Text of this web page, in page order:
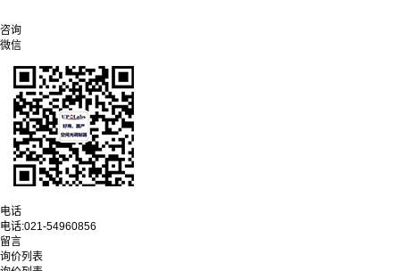
咨询
微信
电话
电话:021-54960856
留言
询价列表